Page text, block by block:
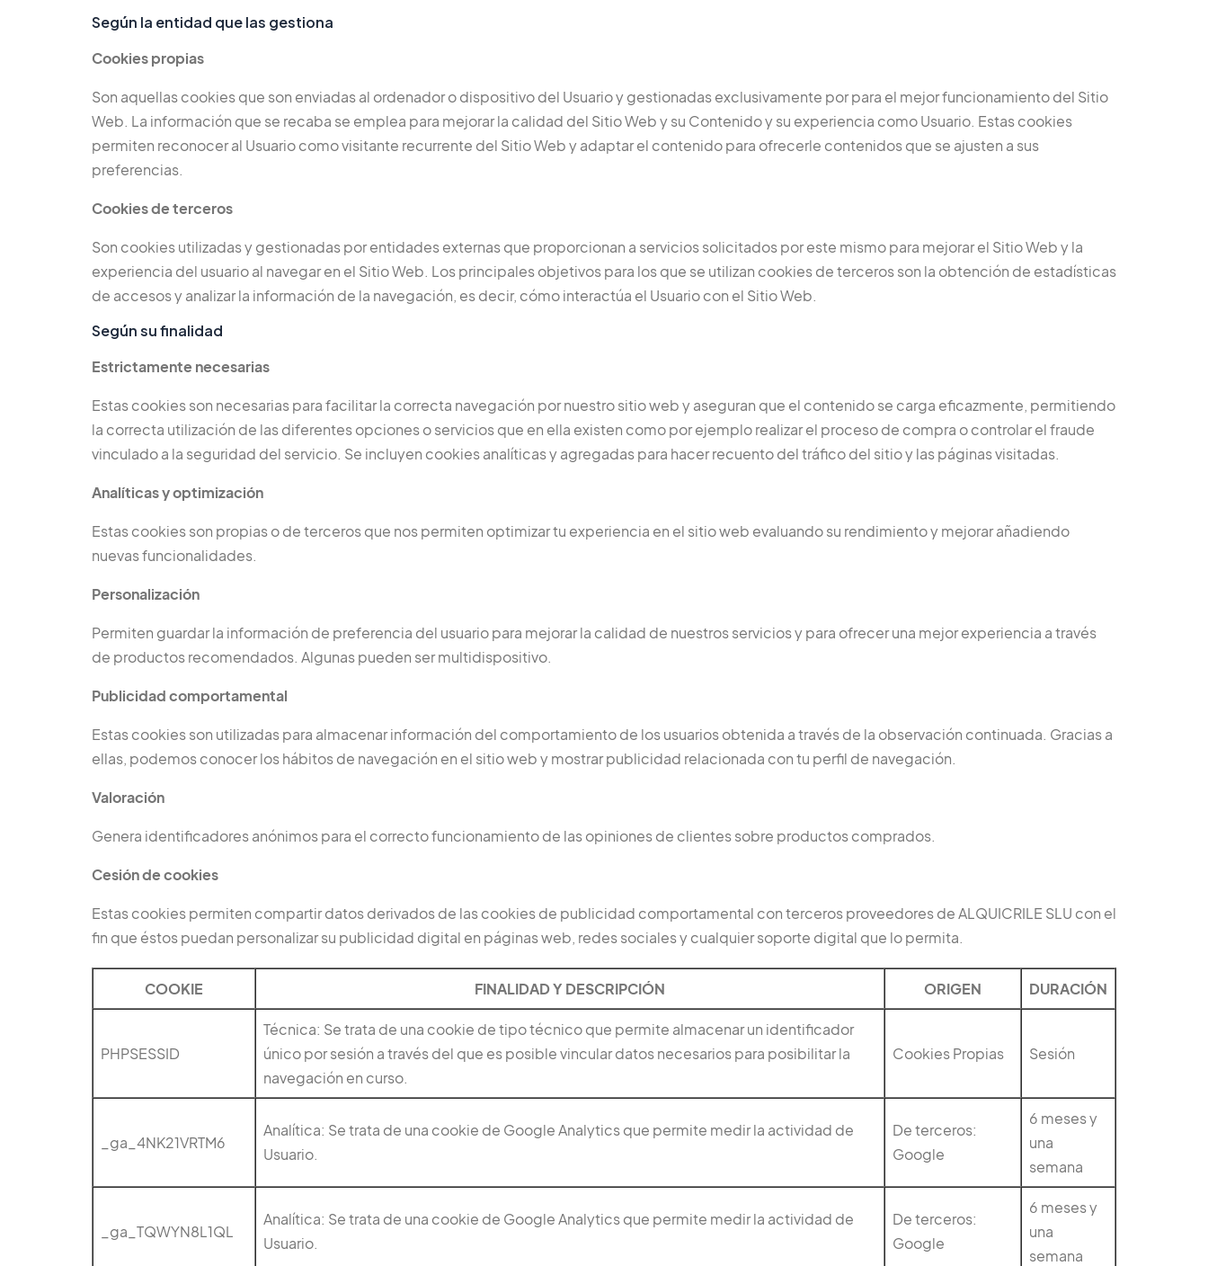
Según la entidad que las gestiona
Cookies propias
Son aquellas cookies que son enviadas al ordenador o dispositivo del Usuario y gestionadas exclusivamente por para el mejor funcionamiento del Sitio
Web. La información que se recaba se emplea para mejorar la calidad del Sitio Web y su Contenido y su experiencia como Usuario. Estas cookies
permiten reconocer al Usuario como visitante recurrente del Sitio Web y adaptar el contenido para ofrecerle contenidos que se ajusten a sus
preferencias.
Cookies de terceros
Son cookies utilizadas y gestionadas por entidades externas que proporcionan a servicios solicitados por este mismo para mejorar el Sitio Web y la
experiencia del usuario al navegar en el Sitio Web. Los principales objetivos para los que se utilizan cookies de terceros son la obtención de estadísticas
de accesos y analizar la información de la navegación, es decir, cómo interactúa el Usuario con el Sitio Web.
Según su finalidad
Estrictamente necesarias
Estas cookies son necesarias para facilitar la correcta navegación por nuestro sitio web y aseguran que el contenido se carga eficazmente, permitiendo
la correcta utilización de las diferentes opciones o servicios que en ella existen como por ejemplo realizar el proceso de compra o controlar el fraude
vinculado a la seguridad del servicio. Se incluyen cookies analíticas y agregadas para hacer recuento del tráfico del sitio y las páginas visitadas.
Analíticas y optimización
Estas cookies son propias o de terceros que nos permiten optimizar tu experiencia en el sitio web evaluando su rendimiento y mejorar añadiendo
nuevas funcionalidades.
Personalización
Permiten guardar la información de preferencia del usuario para mejorar la calidad de nuestros servicios y para ofrecer una mejor experiencia a través
de productos recomendados. Algunas pueden ser multidispositivo.
Publicidad comportamental
Estas cookies son utilizadas para almacenar información del comportamiento de los usuarios obtenida a través de la observación continuada. Gracias a
ellas, podemos conocer los hábitos de navegación en el sitio web y mostrar publicidad relacionada con tu perfil de navegación.
Valoración
Genera identificadores anónimos para el correcto funcionamiento de las opiniones de clientes sobre productos comprados.
Cesión de cookies
Estas cookies permiten compartir datos derivados de las cookies de publicidad comportamental con terceros proveedores de ALQUICRILE SLU con el
fin que éstos puedan personalizar su publicidad digital en páginas web, redes sociales y cualquier soporte digital que lo permita.
COOKIE FINALIDAD Y DESCRIPCIÓN ORIGEN DURACIÓN
PHPSESSID
Técnica: Se trata de una cookie de tipo técnico que permite almacenar un identificador
único por sesión a través del que es posible vincular datos necesarios para posibilitar la
navegación en curso.
Cookies Propias Sesión
_ga_4NK21VRTM6
Analítica: Se trata de una cookie de Google Analytics que permite medir la actividad de
Usuario.
De terceros:
Google
6 meses y
una
semana
_ga_TQWYN8L1QL
Analítica: Se trata de una cookie de Google Analytics que permite medir la actividad de
Usuario.
De terceros:
Google
6 meses y
una
semana